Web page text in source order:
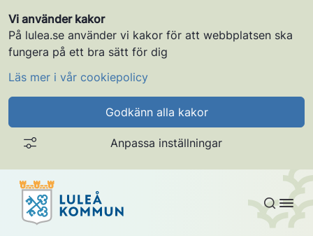
Vi använder kakor
På lulea.se använder vi kakor för att webbplatsen ska
fungera på ett bra sätt för dig
Läs mer i vår cookiepolicy
Godkänn alla kakor
Anpassa inställningar
Gå till innehållet